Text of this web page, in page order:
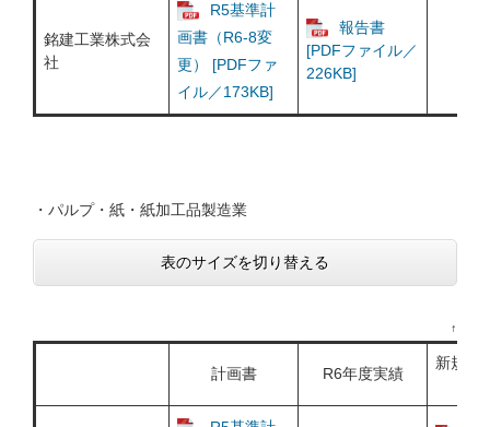
銘建工業株式会
社
R5基準計
画書（R6-8変
更） [PDFファ
イル／173KB]
報告書
[PDFファイル／
226KB]
・パルプ・紙・紙加工品製造業
表のサイズを切り替える
↑
計画書 R6年度実績
新規・